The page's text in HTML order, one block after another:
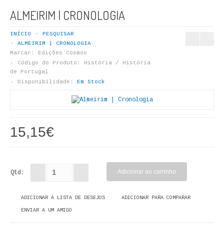
COSMOS INFANTIL
COLEÇÃO APRENDE A COLORIR
LIVROS DE PINTAR
INFANTO - JUVENIL
ANTROPOLOGIA E SOCIOLOGIA
COLEÇÃO RAÍZES
ARQUITECTURA
CADERNOS HUMANITAS
ALMEIRIM | CRONOLOGIA
INÍCIO
PESQUISAR
ALMEIRIM | CRONOLOGIA
Marcar:
Edições Cosmos
Código do Produto:
História / História
de Portugal
Disponibilidade:
Em Stock
15,15€
Qtd:
ADICIONAR À LISTA DE DESEJOS ADICIONAR PARA COMPARAR
ENVIAR A UM AMIGO